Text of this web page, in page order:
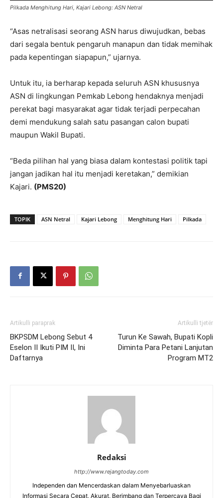
Pilkada Menghitung Hari, Kajari Lebong: ASN Netral
“Asas netralisasi seorang ASN harus diwujudkan, bebas
dari segala bentuk pengaruh manapun dan tidak memihak
pada kepentingan siapapun,” ujarnya.
Untuk itu, ia berharap kepada seluruh ASN khususnya
ASN di lingkungan Pemkab Lebong hendaknya menjadi
perekat bagi masyarakat agar tidak terjadi perpecahan
demi mendukung salah satu pasangan calon bupati
maupun Wakil Bupati.
“Beda pilihan hal yang biasa dalam kontestasi politik tapi
jangan jadikan hal itu menjadi keretakan,” demikian
Kajari. (PMS20)
TOPIK ASN Netral Kajari Lebong Menghitung Hari Pilkada
Artikulli paraprak
BKPSDM Lebong Sebut 4
Eselon II Ikuti PIM II, Ini
Daftarnya
Artikulli tjetër
Turun Ke Sawah, Bupati Kopli
Diminta Para Petani Lanjutan
Program MT2
Redaksi
http://www.rejangtoday.com
Independen dan Mencerdaskan dalam Menyebarluaskan
Informasi Secara Cepat, Akurat, Berimbang dan Terpercaya Bagi